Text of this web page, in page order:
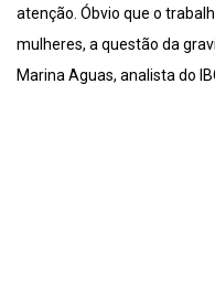
atenção. Óbvio que o
mulheres, a questão da
Marina Aguas, analista do